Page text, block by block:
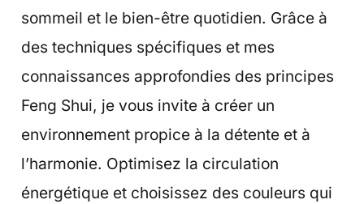
sommeil et le bien-être quotidien. Grâce à
des techniques spécifiques et mes
connaissances approfondies des principes
Feng Shui, je vous invite à créer un
environnement propice à la détente et à
l’harmonie. Optimisez la circulation
énergétique et choisissez des couleurs qui